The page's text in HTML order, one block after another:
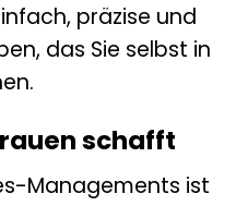
präzise und
das Sie selbst in
schafft
Managements ist